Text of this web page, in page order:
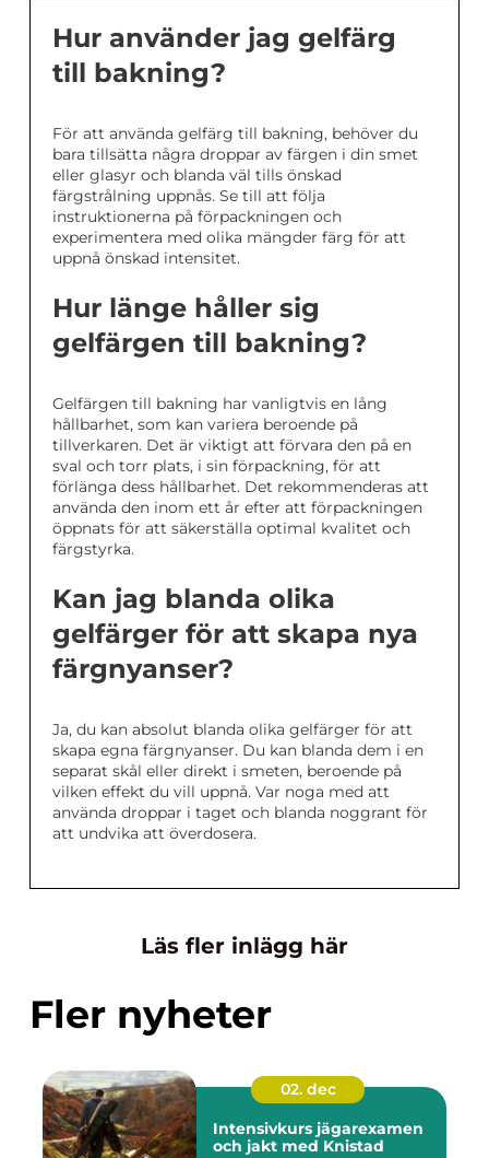
Hur använder jag gelfärg
till bakning?
För att använda gelfärg till bakning, behöver du
bara tillsätta några droppar av färgen i din smet
eller glasyr och blanda väl tills önskad
färgstrålning uppnås. Se till att följa
instruktionerna på förpackningen och
experimentera med olika mängder färg för att
uppnå önskad intensitet.
Hur länge håller sig
gelfärgen till bakning?
Gelfärgen till bakning har vanligtvis en lång
hållbarhet, som kan variera beroende på
tillverkaren. Det är viktigt att förvara den på en
sval och torr plats, i sin förpackning, för att
förlänga dess hållbarhet. Det rekommenderas att
använda den inom ett år efter att förpackningen
öppnats för att säkerställa optimal kvalitet och
färgstyrka.
Kan jag blanda olika
gelfärger för att skapa nya
färgnyanser?
Ja, du kan absolut blanda olika gelfärger för att
skapa egna färgnyanser. Du kan blanda dem i en
separat skål eller direkt i smeten, beroende på
vilken effekt du vill uppnå. Var noga med att
använda droppar i taget och blanda noggrant för
att undvika att överdosera.
Läs fler inlägg här
Fler nyheter
02. dec
Intensivkurs jägarexamen
och jakt med Knistad